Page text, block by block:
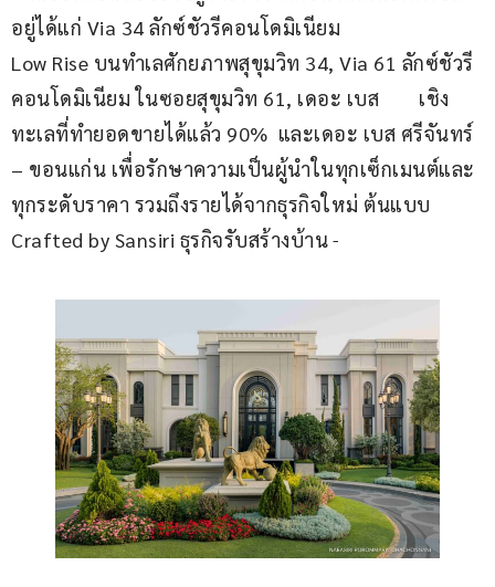
อยู่ได้แก่ Via 34 ลักซ์ชัวรีคอนโดมิเนียม
Low Rise บนทำเลศักยภาพสุขุมวิท 34, Via 61 ลักซ์ชัวรี
คอนโดมิเนียม ในซอยสุขุมวิท 61, เดอะ เบส        เชิง
ทะเลที่ทำยอดขายได้แล้ว 90%  และเดอะ เบส ศรีจันทร์
– ขอนแก่น เพื่อรักษาความเป็นผู้นำในทุกเซ็กเมนต์และ
ทุกระดับราคา รวมถึงรายได้จากธุรกิจใหม่ ต้นแบบ
Crafted by Sansiri ธุรกิจรับสร้างบ้าน